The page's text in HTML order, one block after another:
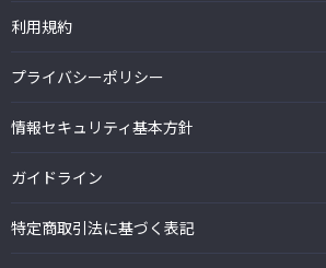
利用規約
プライバシーポリシー
情報セキュリティ基本方針
ガイドライン
特定商取引法に基づく表記